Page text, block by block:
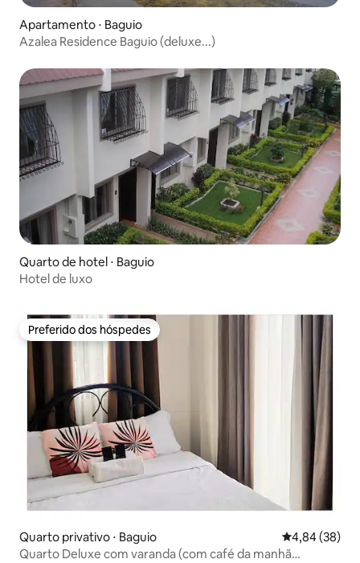
Apartamento ⋅ Baguio
Azalea Residence Baguio (deluxe...)
Quarto de hotel ⋅ Baguio
Hotel de luxo
Preferido dos hóspedes
Preferido dos hóspedes
Quarto privativo ⋅ Baguio 4,84 de uma
4,84 (38)
Quarto Deluxe com varanda (com café da manhã